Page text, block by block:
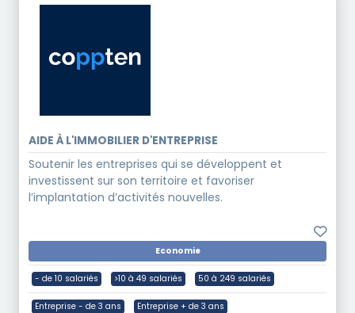
AIDE À L'IMMOBILIER D'ENTREPRISE
Soutenir les entreprises qui se développent et
investissent sur son territoire et favoriser
l’implantation d’activités nouvelles.
Economie
- de 10 salariés >10 à 49 salariés 50 à 249 salariés
Entreprise - de 3 ans Entreprise + de 3 ans